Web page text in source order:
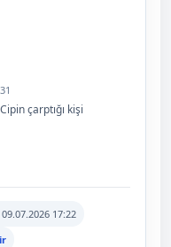
çarptığı kişi
09.07.2026 17:22